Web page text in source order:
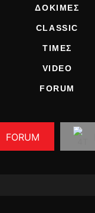
ΔΟΚΙΜΕΣ
CLASSIC
ΤΙΜΕΣ
VIDEO
FORUM
FORUM